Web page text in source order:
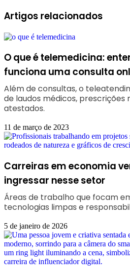
Artigos relacionados
O que é telemedicina:
funciona uma consulta
Além de consultas, o
de laudos médicos, prescrições
atestados.
11 de março de 2023
Carreiras em economia
ingressar nesse setor
Áreas de trabalho que focam
tecnologias limpas e
5 de janeiro de 2026